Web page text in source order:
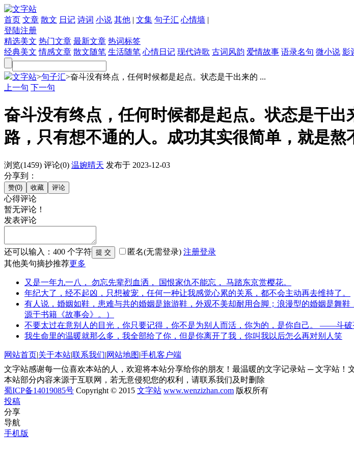
首页 文章 散文 日记 诗词 小说 其他 | 文集 句子汇 心情墙 |
登陆注册
精选美文 热门文章 最新文章 热词标签
经典美文 情感文章 散文随笔 生活随笔 心情日记 现代诗歌 古词风韵 爱情故事 语录名句 微小说 影
文字站>句子汇>奋斗没有终点，任何时候都是起点。状态是干出来的 ...
上一句 下一句
奋斗没有终点，任何时候都是起点。状态是干
路，只有想不通的人。成功其实很简单，就是熬
浏览(1459) 评论(0) 温婉晴天 发布于 2023-12-03
分享到：
心得评论
暂无评论！
发表评论
还可以输入： 400 个字符 匿名(无需登录) 注册登录
其他美句摘抄推荐更多
又是一年九一八， 勿忘先辈烈血洒， 国恨家仇不能忘， 马踏东京赏樱花。
年纪大了，经不起凶，只想被宠，任何一种让我感觉心累的关系，都不会主动再去维持了。
有人说，婚姻如鞋，患难与共的婚姻是旅游鞋，外观不美却耐用合脚；浪漫型的婚姻是
源于书籍《故事会》。）
不要太过在意别人的目光，你只要记得，你不是为别人而活，你为的，是你自己。 ——斗破
我生命里的温暖就那么多，我全部给了你，但是你离开了我，你叫我以后怎么再对别人笑
网站首页|关于本站|联系我们|网站地图|手机客户端
文字站感谢每一位喜欢本站的人，欢迎将本站分享给你的朋友！最温暖的文字记录站 ─ 文字站！
本站部分内容来源于互联网，若无意侵犯您的权利，请联系我们及时删除
蜀ICP备14019085号 Copyright © 2015 文字站 www.wenzizhan.com 版权所有
投稿
分享
导航
手机版